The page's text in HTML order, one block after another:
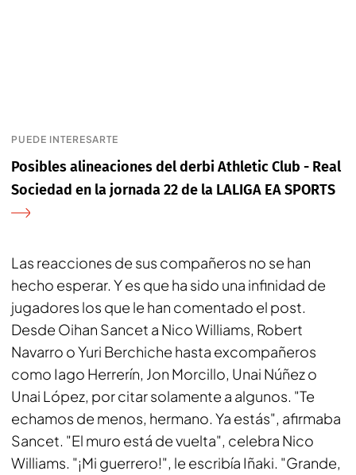
PUEDE INTERESARTE
Posibles alineaciones del derbi Athletic Club - Real
Sociedad en la jornada 22 de la LALIGA EA SPORTS
Las reacciones de sus compañeros no se han
hecho esperar. Y es que ha sido una infinidad de
jugadores los que le han comentado el post.
Desde Oihan Sancet a Nico Williams, Robert
Navarro o Yuri Berchiche hasta excompañeros
como Iago Herrerín, Jon Morcillo, Unai Núñez o
Unai López, por citar solamente a algunos. "Te
echamos de menos, hermano. Ya estás", afirmaba
Sancet. "El muro está de vuelta", celebra Nico
Williams. "¡Mi guerrero!", le escribía Iñaki. "Grande,